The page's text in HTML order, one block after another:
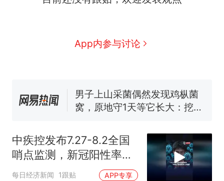
App内参与讨论
人生
新 制裁瓜子饺子，美国怕什
么？
协会回应
男子上山采菌偶然发现鸡枞菌
窝，原地守1天等它长大：挖了
回大海 目击者直呼震惊 （视频
来源：参考消息）
笔试第一被第二名传话劝弃考
官方通报
那个在床头放菜刀的女孩，
中疾控发布7.27-8.2全国
哨点监测，新冠阳性率上
升趋缓
每日经济新闻 1跟贴 APP专享